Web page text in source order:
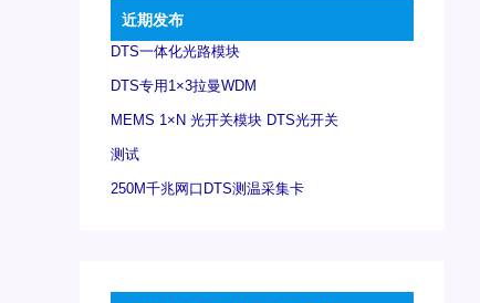
近期发布
DTS一体化光路模块
DTS专用1×3拉曼WDM
MEMS 1×N 光开关模块 DTS光开关
测试
250M千兆网口DTS测温采集卡